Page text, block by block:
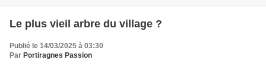
Le plus vieil arbre du village ?
Publié le 14/03/2025 à 03:30
Par Portiragnes Passion